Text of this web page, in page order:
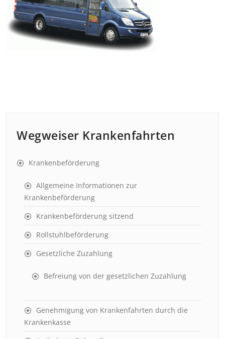
Wegweiser Krankenfahrten
Krankenbeförderung
Allgemeine Informationen zur
Krankenbeförderung
Krankenbeförderung sitzend
Rollstuhlbeförderung
Gesetzliche Zuzahlung
Befreiung von der gesetzlichen Zuzahlung
Genehmigung von Krankenfahrten durch die
Krankenkasse